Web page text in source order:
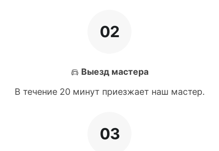
02
Выезд мастера
В течение 20 минут приезжает наш мастер.
03